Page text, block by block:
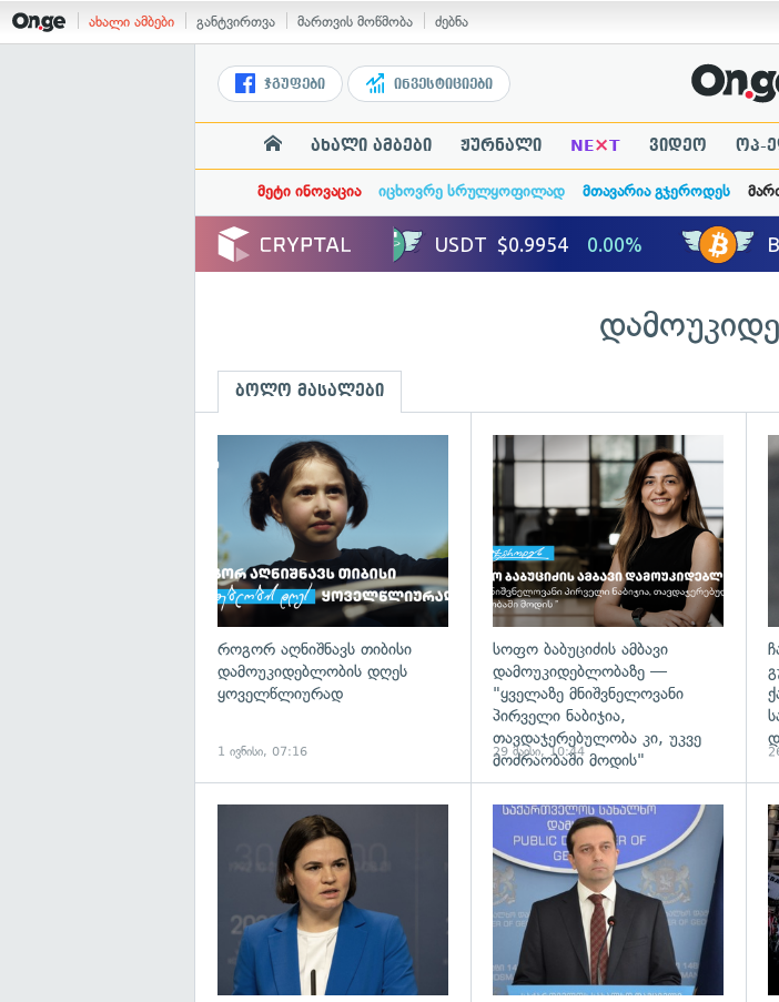
ახალი ამბები განტვირთვა მართვის მოწმობა ძებნა
ჯგუფები ინვესტიციები
ახალი ამბები ჟურნალი NE×T ვიდეო ოპ-
მეტი ინოვაცია იცხოვრე სრულყოფილად მთავარია გჯეროდეს
ბოლო მასალები
როგორ აღნიშნავს თიბისი
დამოუკიდებლობის დღეს
ყოველწლიურად
1 ივნისი, 07:16
სოფო ბაბუციძის ამბავი
დამოუკიდებლობაზე —
"ყველაზე მნიშვნელოვანი
პირველი ნაბიჯია,
თავდაჯერებულობა კი, უკვე
მოძრაობაში მოდის"
29 მაისი, 10:44
გადახედვა